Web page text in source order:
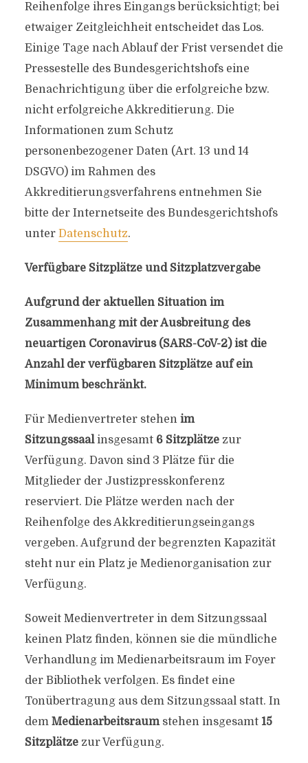
Reihenfolge ihres Eingangs berücksichtigt; bei
etwaiger Zeitgleichheit entscheidet das Los.
Einige Tage nach Ablauf der Frist versendet die
Pressestelle des Bundesgerichtshofs eine
Benachrichtigung über die erfolgreiche bzw.
nicht erfolgreiche Akkreditierung. Die
Informationen zum Schutz
personenbezogener Daten (Art. 13 und 14
DSGVO) im Rahmen des
Akkreditierungsverfahrens entnehmen Sie
bitte der Internetseite des Bundesgerichtshofs
unter Datenschutz.
Verfügbare Sitzplätze und Sitzplatzvergabe
Aufgrund der aktuellen Situation im
Zusammenhang mit der Ausbreitung des
neuartigen Coronavirus (SARS-CoV-2) ist die
Anzahl der verfügbaren Sitzplätze auf ein
Minimum beschränkt.
Für Medienvertreter stehen im
Sitzungssaalinsgesamt 6 Sitzplätze zur
Verfügung. Davon sind 3 Plätze für die
Mitglieder der Justizpresskonferenz
reserviert. Die Plätze werden nach der
Reihenfolge des Akkreditierungseingangs
vergeben. Aufgrund der begrenzten Kapazität
steht nur ein Platz je Medienorganisation zur
Verfügung.
Soweit Medienvertreter in dem Sitzungssaal
keinen Platz finden, können sie die mündliche
Verhandlung im Medienarbeitsraum im Foyer
der Bibliothek verfolgen. Es findet eine
Tonübertragung aus dem Sitzungssaal statt. In
dem Medienarbeitsraum stehen insgesamt 15
Sitzplätze zur Verfügung.